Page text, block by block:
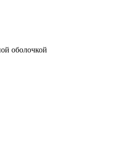
оболочкой